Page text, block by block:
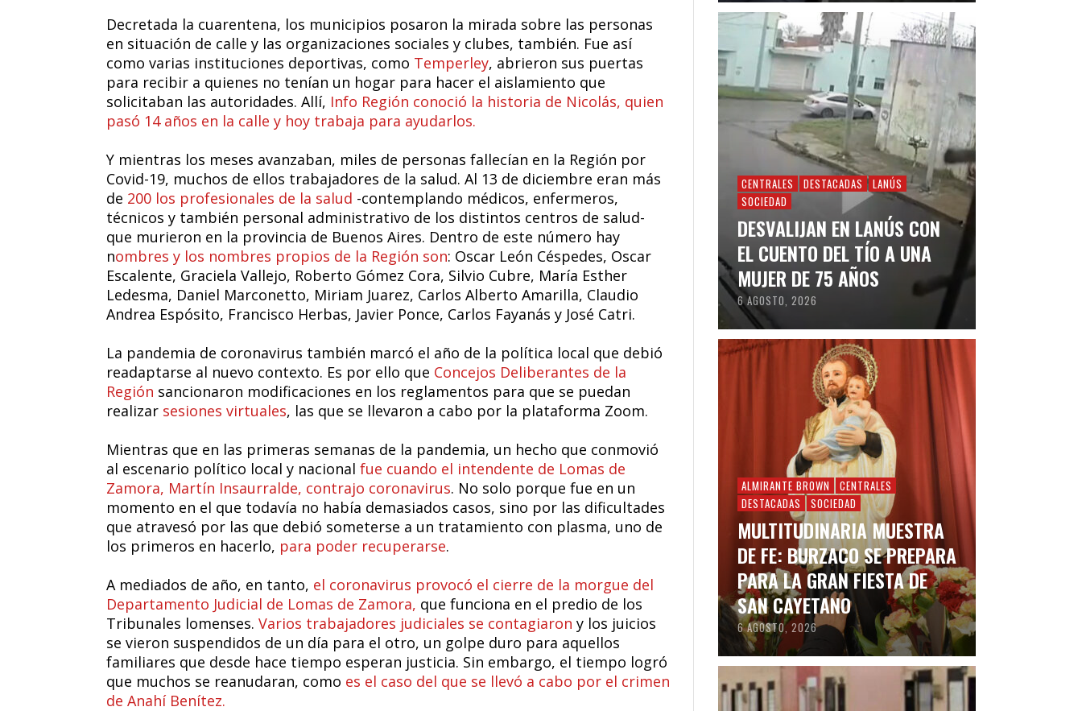
Decretada la cuarentena, los municipios posaron la mirada sobre las personas
en situación de calle y las organizaciones sociales y clubes, también. Fue así
como varias instituciones deportivas, como Temperley, abrieron sus puertas
para recibir a quienes no tenían un hogar para hacer el aislamiento que
solicitaban las autoridades. Allí, Info Región conoció la historia de Nicolás, quien
pasó 14 años en la calle y hoy trabaja para ayudarlos.
Y mientras los meses avanzaban, miles de personas fallecían en la Región por
Covid-19, muchos de ellos trabajadores de la salud. Al 13 de diciembre eran más
de 200 los profesionales de la salud -contemplando médicos, enfermeros,
técnicos y también personal administrativo de los distintos centros de salud-
que murieron en la provincia de Buenos Aires. Dentro de este número hay
nombres y los nombres propios de la Región son: Oscar León Céspedes, Oscar
Escalente, Graciela Vallejo, Roberto Gómez Cora, Silvio Cubre, María Esther
Ledesma, Daniel Marconetto, Miriam Juarez, Carlos Alberto Amarilla, Claudio
Andrea Espósito, Francisco Herbas, Javier Ponce, Carlos Fayanás y José Catri.
La pandemia de coronavirus también marcó el año de la política local que debió
readaptarse al nuevo contexto. Es por ello que Concejos Deliberantes de la
Región sancionaron modificaciones en los reglamentos para que se puedan
realizar sesiones virtuales, las que se llevaron a cabo por la plataforma Zoom.
Mientras que en las primeras semanas de la pandemia, un hecho que conmovió
al escenario político local y nacional fue cuando el intendente de Lomas de
Zamora, Martín Insaurralde, contrajo coronavirus. No solo porque fue en un
momento en el que todavía no había demasiados casos, sino por las dificultades
que atravesó por las que debió someterse a un tratamiento con plasma, uno de
los primeros en hacerlo, para poder recuperarse.
A mediados de año, en tanto, el coronavirus provocó el cierre de la morgue del
Departamento Judicial de Lomas de Zamora, que funciona en el predio de los
Tribunales lomenses. Varios trabajadores judiciales se contagiaron y los juicios
se vieron suspendidos de un día para el otro, un golpe duro para aquellos
familiares que desde hace tiempo esperan justicia. Sin embargo, el tiempo logró
que muchos se reanudaran, como es el caso del que se llevó a cabo por el crimen
de Anahí Benítez.
CENTRALES DESTACADAS
LANÚS
SOCIEDAD
DESVALIJAN EN LANÚS CON
EL CUENTO DEL TÍO A UNA
MUJER DE 75 AÑOS
6 AGOSTO, 2026
ALMIRANTE BROWN
CENTRALES
DESTACADAS
SOCIEDAD
MULTITUDINARIA MUESTRA
DE FE: BURZACO SE PREPARA
PARA LA GRAN FIESTA DE
SAN CAYETANO
6 AGOSTO, 2026